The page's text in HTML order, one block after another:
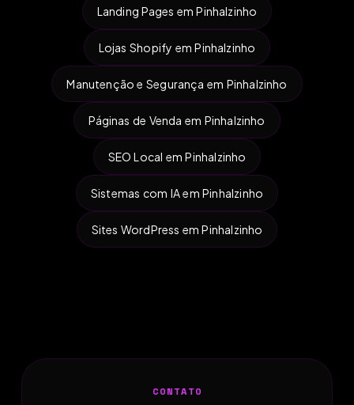
Landing Pages em Pinhalzinho
Lojas Shopify em Pinhalzinho
Manutenção e Segurança em Pinhalzinho
Páginas de Venda em Pinhalzinho
SEO Local em Pinhalzinho
Sistemas com IA em Pinhalzinho
Sites WordPress em Pinhalzinho
CONTATO